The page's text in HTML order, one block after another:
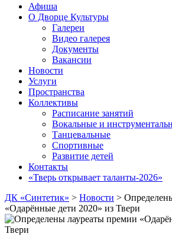
Афиша
О Дворце Культуры
Галереи
Видео галерея
Документы
Вакансии
Новости
Услуги
Пространства
Коллективы
Расписание занятий
Вокальные и
Танцевальные
Спортивные
Развитие детей
Контакты
«Тверь открывает таланты-2026»
ДК «Синтетик» > Новости >
«Одарённые дети 2020» из Твери